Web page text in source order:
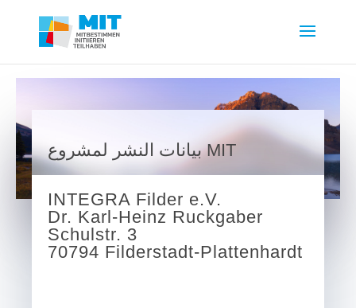
بيانات النشر لمشروع MIT
INTEGRA Filder e.V.
Dr. Karl-Heinz Ruckgaber
Schulstr. 3
70794 Filderstadt-Plattenhardt